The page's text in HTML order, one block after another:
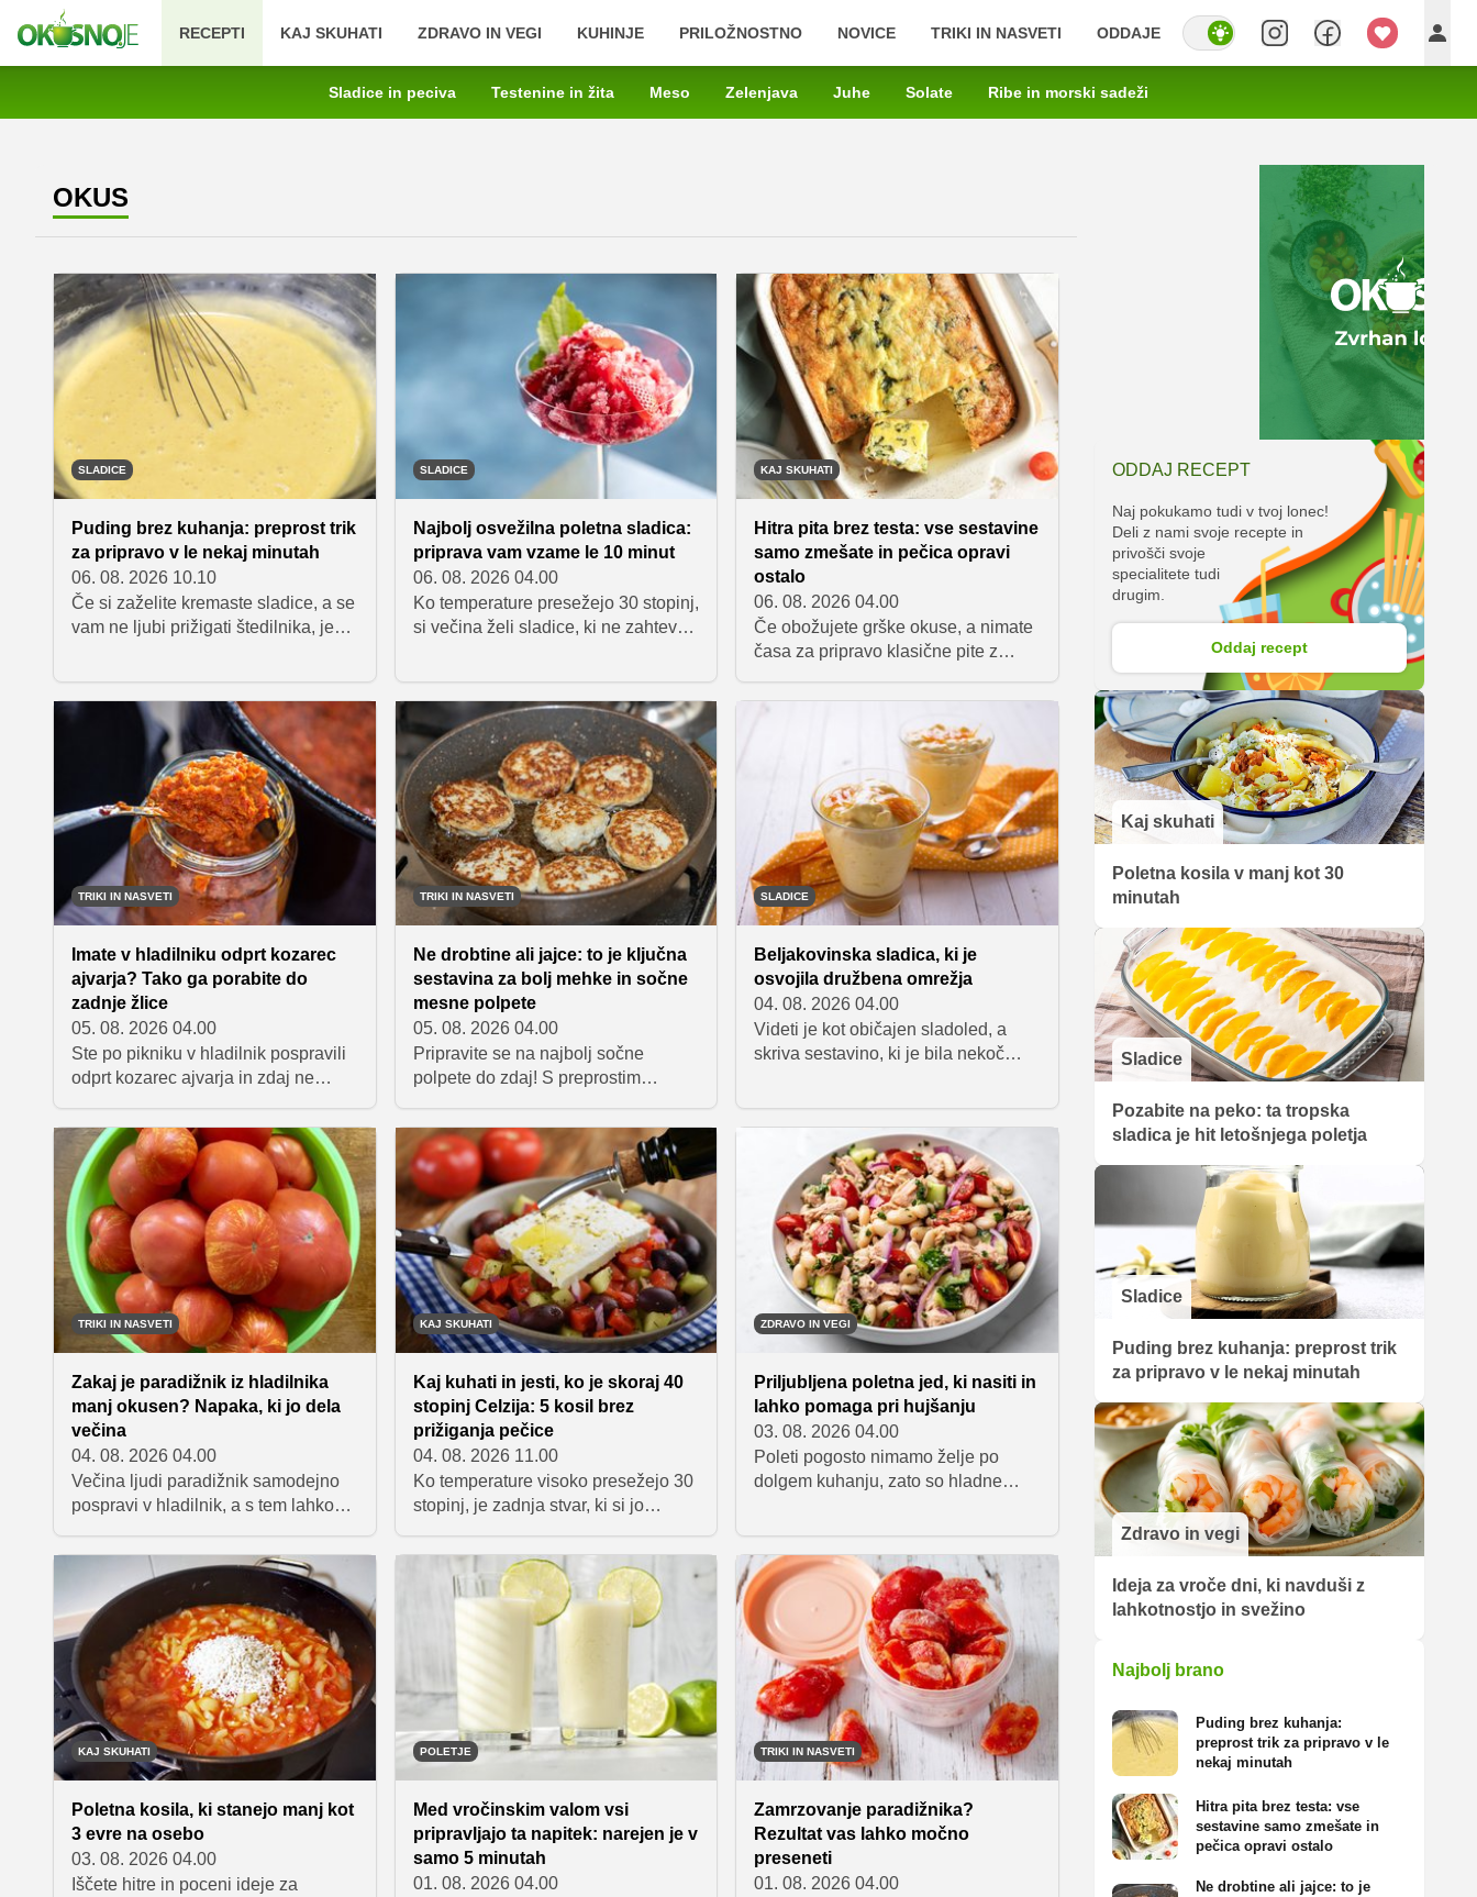
RECEPTI KAJ SKUHATI ZDRAVO IN VEGI KUHINJE PRILOŽNOSTNO NOVICE TRIKI IN NASVETI ODDAJE
Sladice in peciva Testenine in žita Meso Zelenjava Juhe Solate Ribe in morski sadeži
OKUS
SLADICE
Puding brez kuhanja: preprost trik
za pripravo v le nekaj minutah
06. 08. 2026 10.10
Če si zaželite kremaste sladice, a se
vam ne ljubi prižigati štedilnika, je
skrivnost njegove teksture pa se
skriva v eni sami sestavini.
Preverite, kako skorajda v hipu
pripraviti sladico, ki navduši z nežno
kremasto teksturo.
SLADICE
Najbolj osvežilna poletna sladica:
priprava vam vzame le 10 minut
06. 08. 2026 04.00
Ko temperature presežejo 30 stopinj,
si večina želi sladice, ki ne zahteva
zato se granita že stoletja uvršča
med najbolj priljubljene poletne
sladice v Italiji, zadnja leta pa
navdušuje tudi drugod po svetu.
KAJ SKUHATI
Hitra pita brez testa: vse sestavine
samo zmešate in pečica opravi
ostalo
06. 08. 2026 04.00
Če obožujete grške okuse, a nimate
časa za pripravo klasične pite z
nalašč za vas. Vse sestavine
preprosto zmešate v eni posodi,
maso vlijete v pekač in pustite, da
pečica opravi svoje delo. Rezultat je
zlato zapečena dobrota s hrustljavo
skorjico, mehko in sočno sredico ter
bogatim okusom špinače in fete.
TRIKI IN NASVETI
Imate v hladilniku odprt kozarec
ajvarja? Tako ga porabite do
zadnje žlice
05. 08. 2026 04.00
Ste po pikniku v hladilnik pospravili
odprt kozarec ajvarja in zdaj ne
da je ta priljubljen zelenjavni namaz
veliko bolj vsestranski, kot se zdi na
prvi pogled. Z njim lahko popestrite
testenine, omake, sendviče, namaze
in številne druge jedi.
TRIKI IN NASVETI
Ne drobtine ali jajce: to je ključna
sestavina za bolj mehke in sočne
mesne polpete
05. 08. 2026 04.00
Pripravite se na najbolj sočne
polpete do zdaj! S preprostim
mehko teksturo in popoln okus, ki
navduši ob prvem grižljaju.
Preverite, katera vsakdanja
sestavina iz shrambe bo poskrbela
za popoln uspeh.
SLADICE
Beljakovinska sladica, ki je
osvojila družbena omrežja
04. 08. 2026 04.00
Videti je kot običajen sladoled, a
skriva sestavino, ki je bila nekoč
cheese sladoled je v letošnjem
poletju postal eden največjih
prehranskih trendov, razlog pa ni
samo okus.
TRIKI IN NASVETI
Zakaj je paradižnik iz hladilnika
manj okusen? Napaka, ki jo dela
večina
04. 08. 2026 04.00
Večina ljudi paradižnik samodejno
pospravi v hladilnik, a s tem lahko
temperature namreč vplivajo na
aromo, okus in teksturo plodov.
Preverite, kdaj je hladilnik vendarle
dobra izbira in kako paradižnik
shranjevati, da bo ostal čim bolj
sočen in okusen.
KAJ SKUHATI
Kaj kuhati in jesti, ko je skoraj 40
stopinj Celzija: 5 kosil brez
prižiganja pečice
04. 08. 2026 11.00
Ko temperature visoko presežejo 30
stopinj, je zadnja stvar, ki si jo
kuhanje. Pečica ostane ugasnjena,
težke jedi pa zamenjajo sveže, hitro
pripravljene kombinacije, ki nas
nasitijo, a ne obremenijo.
ZDRAVO IN VEGI
Priljubljena poletna jed, ki nasiti in
lahko pomaga pri hujšanju
03. 08. 2026 04.00
Poleti pogosto nimamo želje po
dolgem kuhanju, zato so hladne
kakovostnih beljakovin, prehranskih
vlaknin in obilice zelenjave
predstavlja preprost in uravnotežen
obrok, ki lahko prispeva k daljšemu
občutku sitosti in lažjemu nadzoru
telesne teže.
KAJ SKUHATI
Poletna kosila, ki stanejo manj kot
3 evre na osebo
03. 08. 2026 04.00
Iščete hitre in poceni ideje za
POLETJE
Med vročinskim valom vsi
pripravljajo ta napitek: narejen je v
samo 5 minutah
01. 08. 2026 04.00
TRIKI IN NASVETI
Zamrzovanje paradižnika?
Rezultat vas lahko močno
preseneti
01. 08. 2026 04.00
ODDAJ RECEPT
Naj pokukamo tudi v tvoj lonec!
Deli z nami svoje recepte in
privošči svoje
specialitete tudi
drugim.
Oddaj recept
Kaj skuhati
Poletna kosila v manj kot 30
minutah
Sladice
Pozabite na peko: ta tropska
sladica je hit letošnjega poletja
Sladice
Puding brez kuhanja: preprost trik
za pripravo v le nekaj minutah
Zdravo in vegi
Ideja za vroče dni, ki navduši z
lahkotnostjo in svežino
Najbolj brano
Puding brez kuhanja:
preprost trik za pripravo v le
nekaj minutah
Hitra pita brez testa: vse
sestavine samo zmešate in
pečica opravi ostalo
Ne drobtine ali jajce: to je